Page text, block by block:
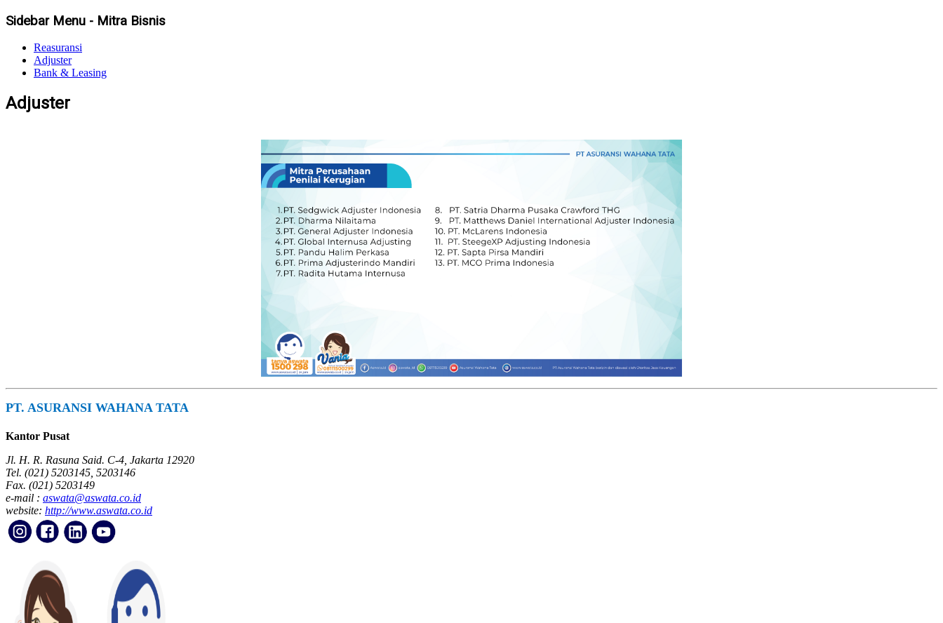
Sidebar Menu - Mitra Bisnis
Reasuransi
Adjuster
Bank & Leasing
Adjuster
PT. ASURANSI WAHANA TATA
Kantor Pusat
Jl. H. R. Rasuna Said. C-4, Jakarta 12920
Tel. (021) 5203145, 5203146
Fax. (021) 5203149
e-mail : aswata@aswata.co.id
website: http://www.aswata.co.id